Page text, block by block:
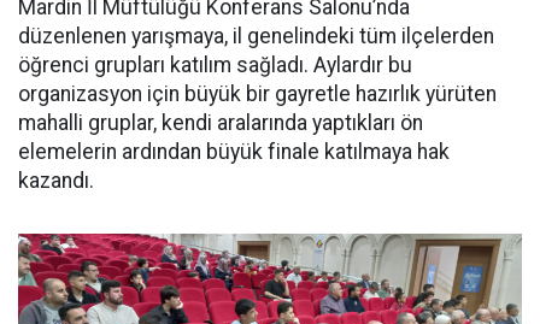
Mardin İl Müftülüğü Konferans Salonu’nda
düzenlenen yarışmaya, il genelindeki tüm ilçelerden
öğrenci grupları katılım sağladı. Aylardır bu
organizasyon için büyük bir gayretle hazırlık yürüten
mahalli gruplar, kendi aralarında yaptıkları ön
elemelerin ardından büyük finale katılmaya hak
kazandı.